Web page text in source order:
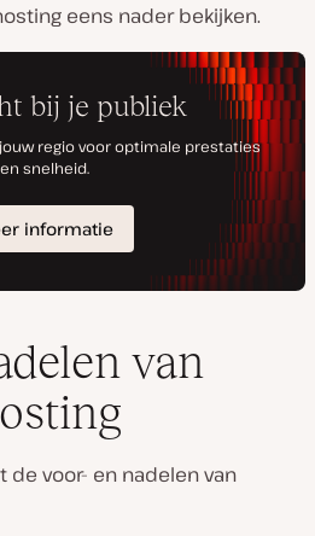
eens nader bekijken.
van
voor- en nadelen van